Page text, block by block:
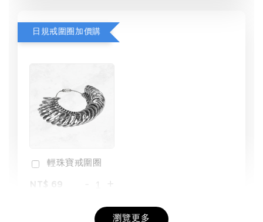
日規戒圍圈加價購
輕珠寶戒圍圈
NT$ 69
+
瀏覽更多